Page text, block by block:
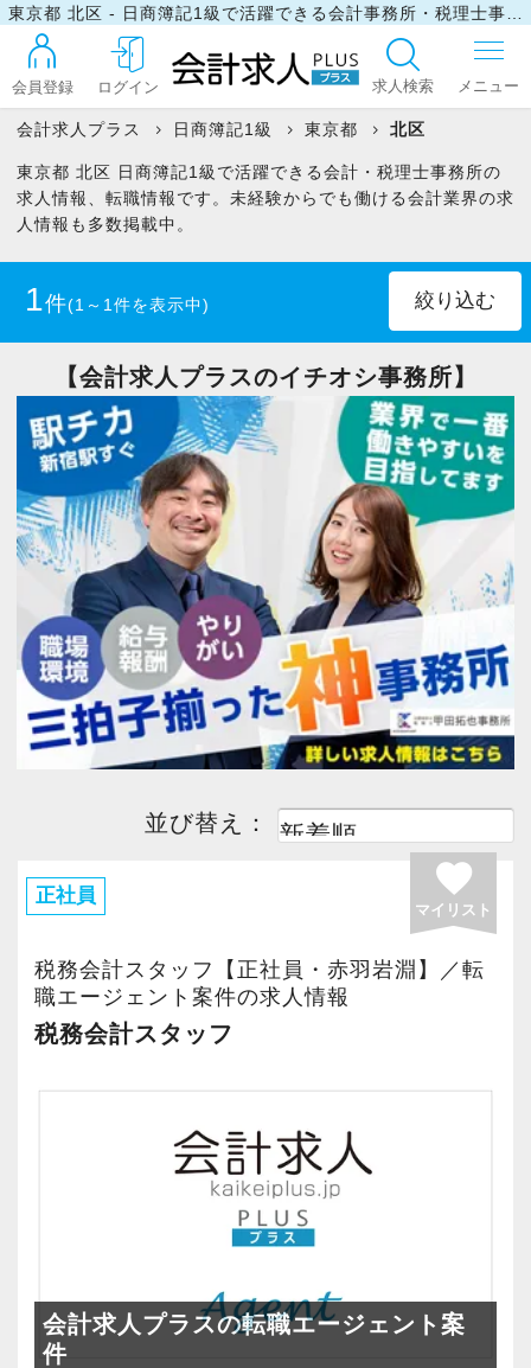
会員登録 ログイン 求人検索
ログイン
マイリスト
お問い合わせ
今すぐ会員登録
PC版サイトを見る
採用ご担当者様
会計求人プラス 日商簿記1級 東京都 北区
東京都 北区 日商簿記1級で活躍できる会計・税理士事務所の
求人情報、転職情報です。未経験からでも働ける会計業界の求
人情報も多数掲載中。
1件(1～1件を表示中)
正社員(1)
【会計求人プラスのイチオシ事務所】
並び替え：
正社員 favorite
マイリスト
税務会計スタッフ【正社員・赤羽岩淵】／転
職エージェント案件の求人情報
税務会計スタッフ
会計求人プラスの転職エージェント案
件